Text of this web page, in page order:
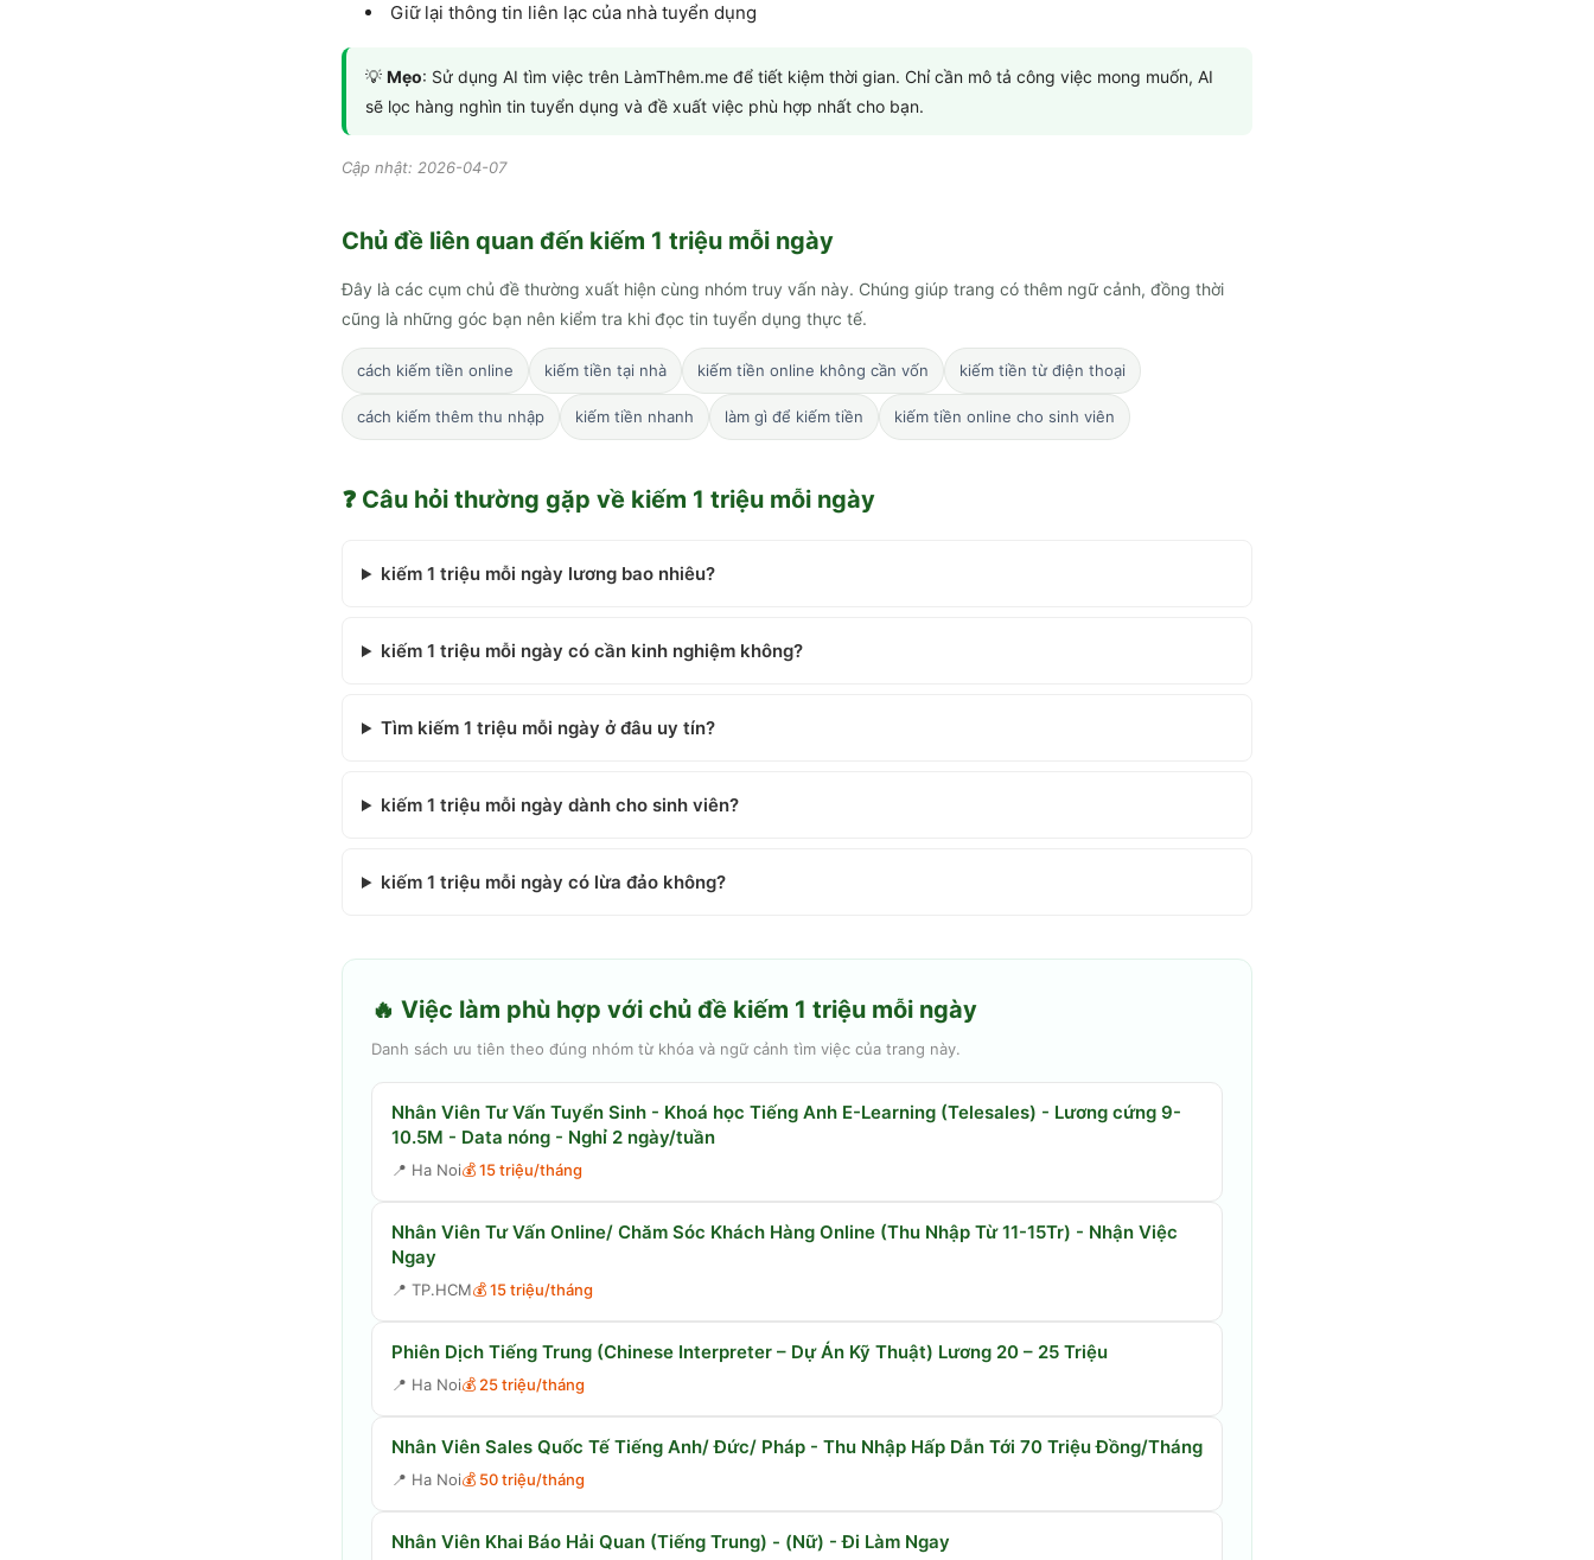
Giữ lại thông tin liên lạc của nhà tuyển dụng
💡 Mẹo: Sử dụng AI tìm việc trên LàmThêm.me để tiết kiệm thời gian. Chỉ cần mô tả công việc mong muốn, AI
sẽ lọc hàng nghìn tin tuyển dụng và đề xuất việc phù hợp nhất cho bạn.
Cập nhật: 2026-04-07
Chủ đề liên quan đến kiếm 1 triệu mỗi ngày
Đây là các cụm chủ đề thường xuất hiện cùng nhóm truy vấn này. Chúng giúp trang có thêm ngữ cảnh, đồng thời
cũng là những góc bạn nên kiểm tra khi đọc tin tuyển dụng thực tế.
cách kiếm tiền online kiếm tiền tại nhà kiếm tiền online không cần vốn kiếm tiền từ điện thoại
cách kiếm thêm thu nhập kiếm tiền nhanh làm gì để kiếm tiền kiếm tiền online cho sinh viên
❓ Câu hỏi thường gặp về kiếm 1 triệu mỗi ngày
kiếm 1 triệu mỗi ngày lương bao nhiêu?
kiếm 1 triệu mỗi ngày có cần kinh nghiệm không?
Tìm kiếm 1 triệu mỗi ngày ở đâu uy tín?
kiếm 1 triệu mỗi ngày dành cho sinh viên?
kiếm 1 triệu mỗi ngày có lừa đảo không?
🔥 Việc làm phù hợp với chủ đề kiếm 1 triệu mỗi ngày
Danh sách ưu tiên theo đúng nhóm từ khóa và ngữ cảnh tìm việc của trang này.
Nhân Viên Tư Vấn Tuyển Sinh - Khoá học Tiếng Anh E-Learning (Telesales) - Lương cứng 9-
10.5M - Data nóng - Nghỉ 2 ngày/tuần
📍 Ha Noi💰15 triệu/tháng
Nhân Viên Tư Vấn Online/ Chăm Sóc Khách Hàng Online (Thu Nhập Từ 11-15Tr) - Nhận Việc
Ngay
📍 TP.HCM💰15 triệu/tháng
Phiên Dịch Tiếng Trung (Chinese Interpreter – Dự Án Kỹ Thuật) Lương 20 – 25 Triệu
📍 Ha Noi💰 25 triệu/tháng
Nhân Viên Sales Quốc Tế Tiếng Anh/ Đức/ Pháp - Thu Nhập Hấp Dẫn Tới 70 Triệu Đồng/Tháng
📍 Ha Noi💰 50 triệu/tháng
Nhân Viên Khai Báo Hải Quan (Tiếng Trung) - (Nữ) - Đi Làm Ngay